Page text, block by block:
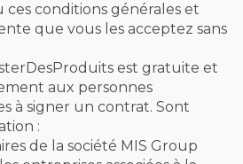
ces conditions générales et
que vous les acceptez sans
est gratuite et
aux personnes
à signer un contrat. Sont
:
de la société MIS Group